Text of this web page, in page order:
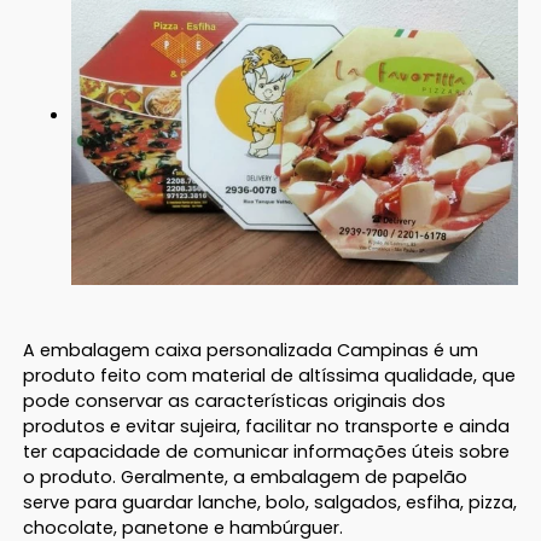
A embalagem caixa personalizada Campinas é um
produto feito com material de altíssima qualidade, que
pode conservar as características originais dos
produtos e evitar sujeira, facilitar no transporte e ainda
ter capacidade de comunicar informações úteis sobre
o produto. Geralmente, a embalagem de papelão
serve para guardar lanche, bolo, salgados, esfiha, pizza,
chocolate, panetone e hambúrguer.